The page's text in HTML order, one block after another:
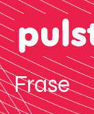
Frase